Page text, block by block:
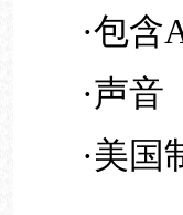
·包含
·声音
·美国